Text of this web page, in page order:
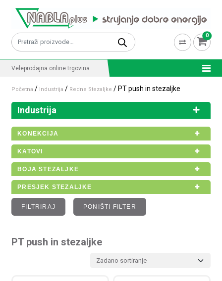
Pretraži: 0
Veleprodajna online trgovina
Početna / Industrija / Redne Stezaljke / PT push in stezaljke
Industrija
KONEKCIJA
KATOVI
BOJA STEZALJKE
PRESJEK STEZALJKE
FILTRIRAJ PONIŠTI FILTER
PT push in stezaljke